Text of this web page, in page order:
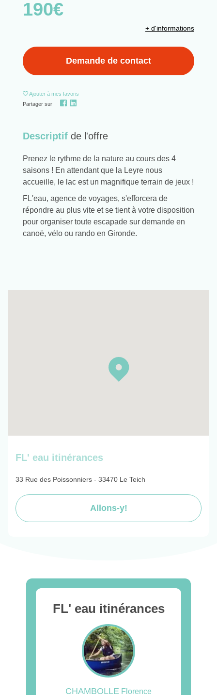
190€
+ d'informations
Demande de contact
Ajouter à mes favoris
Partager sur
Descriptif de l'offre
Prenez le rythme de la nature au cours des 4
saisons ! En attendant que la Leyre nous
accueille, le lac est un magnifique terrain de jeux !
FL'eau, agence de voyages, s'efforcera de
répondre au plus vite et se tient à votre disposition
pour organiser toute escapade sur demande en
canoë, vélo ou rando en Gironde.
FL' eau itinérances
33 Rue des Poissonniers - 33470 Le Teich
Allons-y!
FL' eau itinérances
CHAMBOLLE Florence